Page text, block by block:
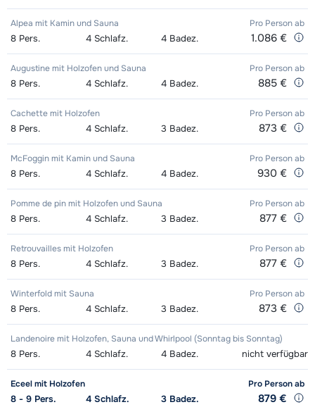
Tage)
bedingt
Skischuhe Silber (Evolution) (8
Tage)
Datum
bedingt
Mini Kid Schi + Stöcke + Schuhe (8
Tage)
Datum
bedingt
Mini Kid Schi + Stöcke (8 Tage)
Datum
bedingt
Mini Kid Schuhe (8 Tage)
Datum
Durchschnittlich
Jahre) nachmittags -
Alpea mit Kamin und Sauna Pro Personab
8 Pers. 4 Schlafz. 4 Badez. 1.086 €
Augustine mit Holzofen und Sauna Pro Personab
8 Pers. 4 Schlafz. 4 Badez. 885 €
Cachette mit Holzofen Pro Personab
8 Pers. 4 Schlafz. 3 Badez. 873 €
McFoggin mit Kamin und Sauna Pro Personab
8 Pers. 4 Schlafz. 4 Badez. 930 €
Pomme de pin mit Holzofen und Sauna Pro Personab
8 Pers. 4 Schlafz. 3 Badez. 877 €
Retrouvailles mit Holzofen Pro Personab
8 Pers. 4 Schlafz. 3 Badez. 877 €
Winterfold mit Sauna Pro Personab
8 Pers. 4 Schlafz. 3 Badez. 873 €
Landenoire mit Holzofen, Sauna und Whirlpool (Sonntag bis Sonntag)
8 Pers. 4 Schlafz. 4 Badez. nicht verfügbar
Eceel mit Holzofen Pro Personab
8 - 9 Pers. 4 Schlafz. 3 Badez. 879 €